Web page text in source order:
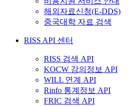
해외자료신청(E-DDS)
중국대학 자료 검색
RISS API 센터
RISS 검색 API
KOCW 강의정보 API
WILL 연계 API
Rinfo 통계정보 API
FRIC 검색 API